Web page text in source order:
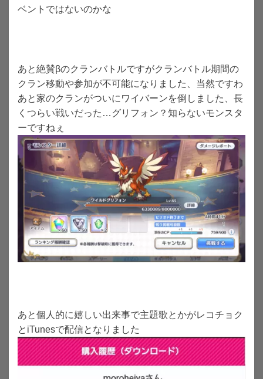
ベントではないのかな
あと絶賛βのクランバトルですがクランバトル期間の
クラン移動や参加が不可能になりました、当然ですわ
あと家のクランがついにワイバーンを倒しました、長
くつらい戦いだった…グリフォン？知らないモンスタ
ーですねぇ
あと個人的に嬉しい出来事で主題歌とかがレコチョク
とiTunesで配信となりました